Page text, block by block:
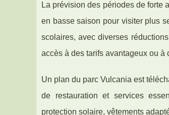
La prévision des périodes de forte
en basse saison pour visiter plus
scolaires, avec diverses
accès à des tarifs avantageux ou
Un plan du parc Vulcania est
de restauration et services
protection solaire, vêtements